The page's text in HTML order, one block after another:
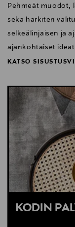
Pehmeät muodot,
sekä harkiten
selkeälinjaisen ja
ajankohtaiset
KATSO
KATSO
KODIN